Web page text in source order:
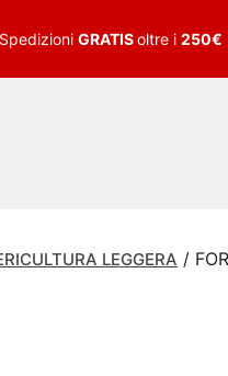
GRATISoltre i 250€
c
LEGGERA /